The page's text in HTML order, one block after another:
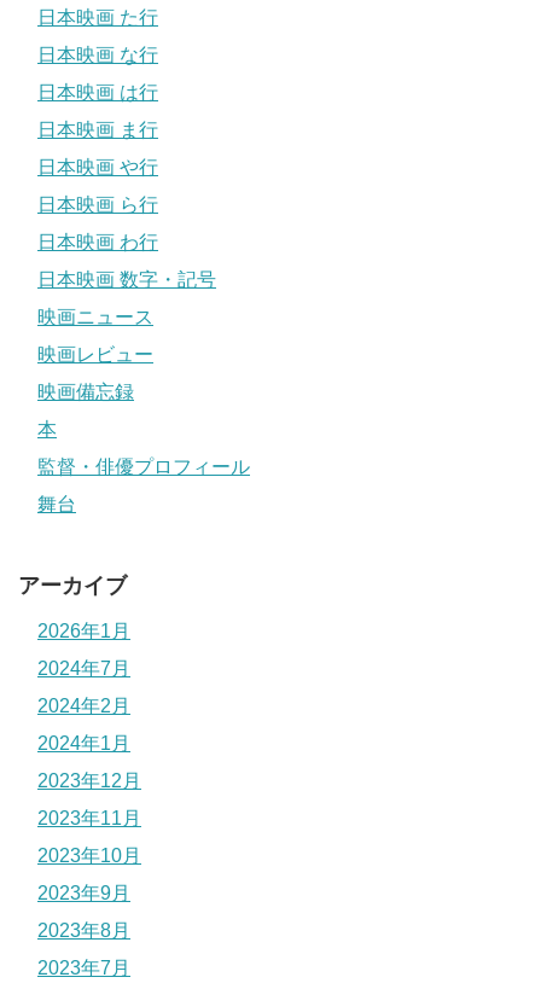
日本映画 た行
日本映画 な行
日本映画 は行
日本映画 ま行
日本映画 や行
日本映画 ら行
日本映画 わ行
日本映画 数字・記号
映画ニュース
映画レビュー
映画備忘録
本
監督・俳優プロフィール
舞台
アーカイブ
2026年1月
2024年7月
2024年2月
2024年1月
2023年12月
2023年11月
2023年10月
2023年9月
2023年8月
2023年7月